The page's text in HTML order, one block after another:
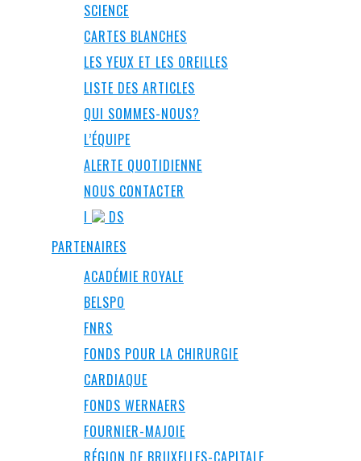
SCIENCE
CARTES BLANCHES
LES YEUX ET LES OREILLES
LISTE DES ARTICLES
QUI SOMMES-NOUS?
L’ÉQUIPE
ALERTE QUOTIDIENNE
NOUS CONTACTER
I
DS
PARTENAIRES
ACADÉMIE ROYALE
BELSPO
FNRS
FONDS POUR LA CHIRURGIE
CARDIAQUE
FONDS WERNAERS
FOURNIER-MAJOIE